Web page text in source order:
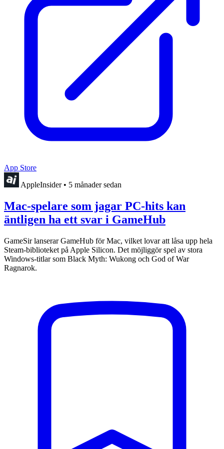
App Store
AppleInsider • 5 månader sedan
Mac-spelare som jagar PC-hits kan
äntligen ha ett svar i GameHub
GameSir lanserar GameHub för Mac, vilket lovar att låsa upp hela
Steam-biblioteket på Apple Silicon. Det möjliggör spel av stora
Windows-titlar som Black Myth: Wukong och God of War
Ragnarok.